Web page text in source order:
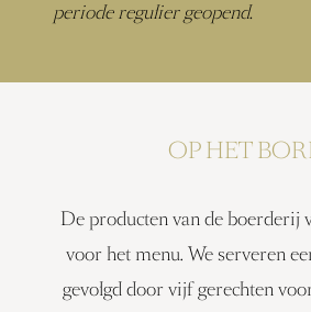
periode regulier geopend.
OP HET
De producten van de boerderij
voor het menu. We serveren
gevolgd door vijf gerechten